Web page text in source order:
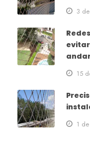
3
15
1